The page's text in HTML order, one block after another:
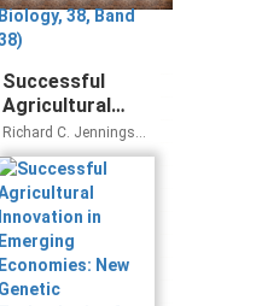
Successful
Agricultural
Innovation in
Emerging
Economies: New
Genetic
Technologies
for Global Food
Production
Richard C. Jennings
Edited by David J.
Bennett